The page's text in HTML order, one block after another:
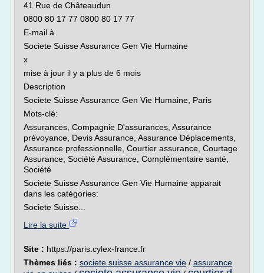
41 Rue de Châteaudun
0800 80 17 77 0800 80 17 77
E-mail à
Societe Suisse Assurance Gen Vie Humaine
x
mise à jour il y a plus de 6 mois
Description
Societe Suisse Assurance Gen Vie Humaine, Paris
Mots-clé:
Assurances, Compagnie D'assurances, Assurance
prévoyance, Devis Assurance, Assurance Déplacements,
Assurance professionnelle, Courtier assurance, Courtage
Assurance, Société Assurance, Complémentaire santé,
Société
Societe Suisse Assurance Gen Vie Humaine apparait
dans les catégories:
Societe Suisse...
Lire la suite
Site : https://paris.cylex-france.fr
Thèmes liés : societe suisse assurance vie / assurance